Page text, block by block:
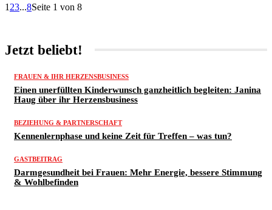
1 23...8Seite 1 von 8
Jetzt beliebt!
FRAUEN & IHR HERZENSBUSINESS
Einen unerfüllten Kinderwunsch ganzheitlich begleiten: Janina
Haug über ihr Herzensbusiness
BEZIEHUNG & PARTNERSCHAFT
Kennenlernphase und keine Zeit für Treffen – was tun?
GASTBEITRAG
Darmgesundheit bei Frauen: Mehr Energie, bessere Stimmung
& Wohlbefinden